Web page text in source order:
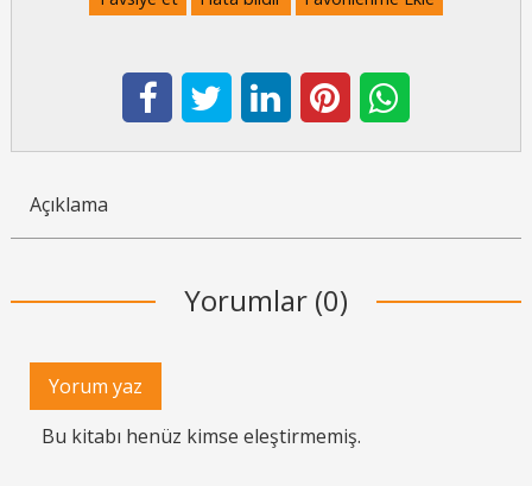
Açıklama
Yorumlar (0)
Yorum yaz
Bu kitabı henüz kimse eleştirmemiş.